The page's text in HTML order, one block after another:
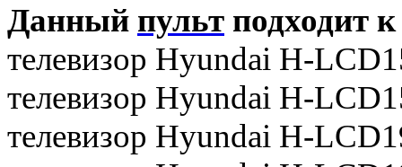
Данный пульт подходит
телевизор Hyundai H-
телевизор Hyundai H-
телевизор Hyundai H-